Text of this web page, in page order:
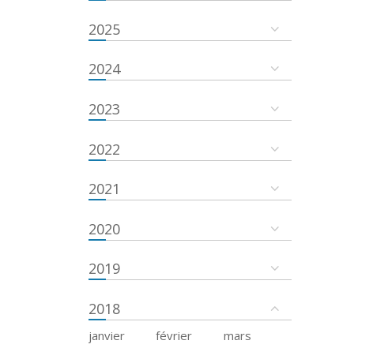
2025
2024
2023
2022
2021
2020
2019
2018
janvier février
mars